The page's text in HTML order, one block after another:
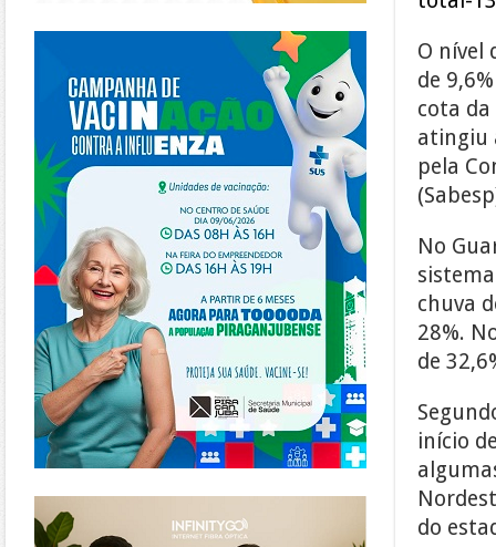
O nível
de
cota
atingiu
pela
No
chuva
28%.
de
início
do
https://piracanjuba.go.gov.br/
https://www.infinitygo.com.br/